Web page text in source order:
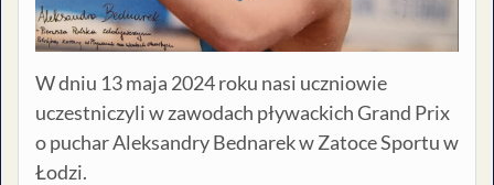
W dniu 13 maja 2024 roku nasi uczniowie
uczestniczyli w zawodach pływackich Grand Prix
o puchar Aleksandry Bednarek w Zatoce Sportu w
Łodzi.